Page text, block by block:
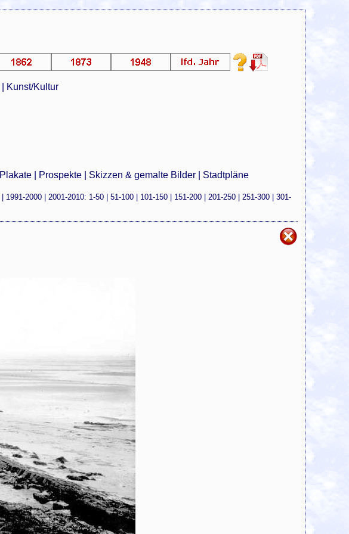
Kunst/Kultur
Plakate Prospekte Skizzen & gemalte Bilder Stadtpläne
1991-2000 |2001-2010: 1-50 |51-100 101-150 151-200 |201-250 |251-300 |301-